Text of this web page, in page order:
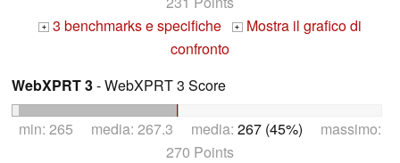
+ 3 benchmarks e specifiche + Mostra il grafico di
confronto
WebXPRT 3- WebXPRT 3 Score
min: 265 media: 267.3 media: 267 (45%) massimo:
270 Points